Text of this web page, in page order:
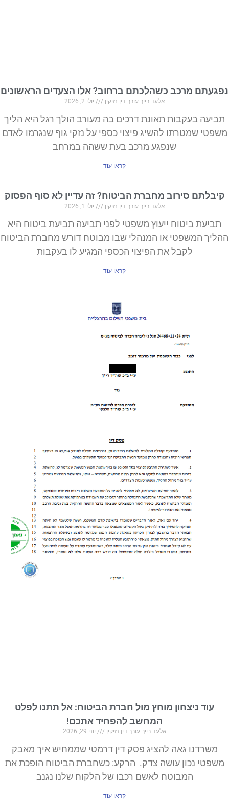
נפגעתם מרכב כשהלכתם ברחוב? אלו הצעדים הראשונים
אלעד רייך עורך דין נזיקין יולי 2, 2026
תביעה בעקבות תאונת דרכים בה מעורב הולך רגל היא הליך
משפטי שמטרתו להשיג פיצוי כספי על נזקי גוף שנגרמו לאדם
שנפגע מרכב בעת ששהה במרחב
קראו עוד
קיבלתם סירוב מחברת הביטוח? זה עדיין לא סוף הפסוק
אלעד רייך עורך דין נזיקין יולי 1, 2026
תביעת ביטוח ייעוץ משפטי לפני תביעה תביעת ביטוח היא
ההליך המשפטי או המנהלי שבו מבוטח דורש מחברת הביטוח
לקבל את הפיצוי הכספי המגיע לו בעקבות
קראו עוד
עוד ניצחון מוחץ מול חברת הביטוח: אל תתנו לפלט
המחשב להפחיד אתכם!
אלעד רייך עורך דין נזיקין יוני 29, 2026
משרדנו גאה להציג פסק דין דרמטי שממחיש איך מאבק
משפטי נכון עושה צדק. הרקע: כשחברת הביטוח הופכת את
המבוטח לאשם רכבו של הלקוח שלנו נגנב
קראו עוד